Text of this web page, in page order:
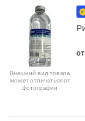
Внешний вид товара
может отличаться от
фотографии
от